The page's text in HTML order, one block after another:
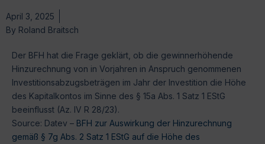
April 3, 2025
By Roland Braitsch
Der BFH hat die Frage geklärt, ob die gewinnerhöhende
Hinzurechnung von in Vorjahren in Anspruch genommenen
Investitionsabzugsbeträgen im Jahr der Investition die Höhe
des Kapitalkontos im Sinne des § 15a Abs. 1 Satz 1 EStG
beeinflusst (Az. IV R 28/23).
Source: Datev – BFH zur Auswirkung der Hinzurechnung
gemäß § 7g Abs. 2 Satz 1 EStG auf die Höhe des